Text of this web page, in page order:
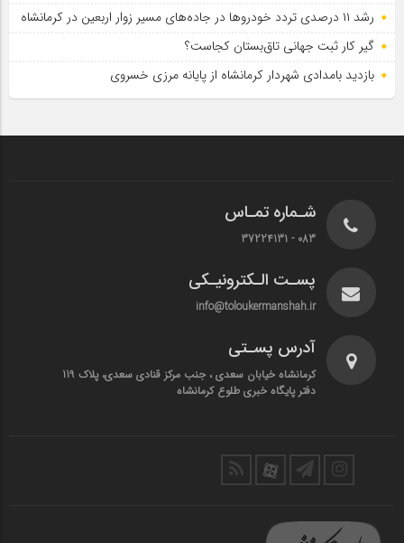
رشد ۱۱ درصدی تردد خودروها در جاده‌های مسیر زوار اربعین در کرمانشاه
گیر کار ثبت جهانی تاق‌بستان کجاست؟
بازدید بامدادی شهردار کرمانشاه از پایانه مرزی خسروی
شـماره تمـاس
083 - 37224131
پسـت الـکترونیـکی
info@toloukermanshah.ir
آدرس پسـتی
کرمانشاه خیابان سعدی ، جنب مرکز قنادی سعدی، پلاک 119
دفتر پایگاه خبری طلوع کرمانشاه